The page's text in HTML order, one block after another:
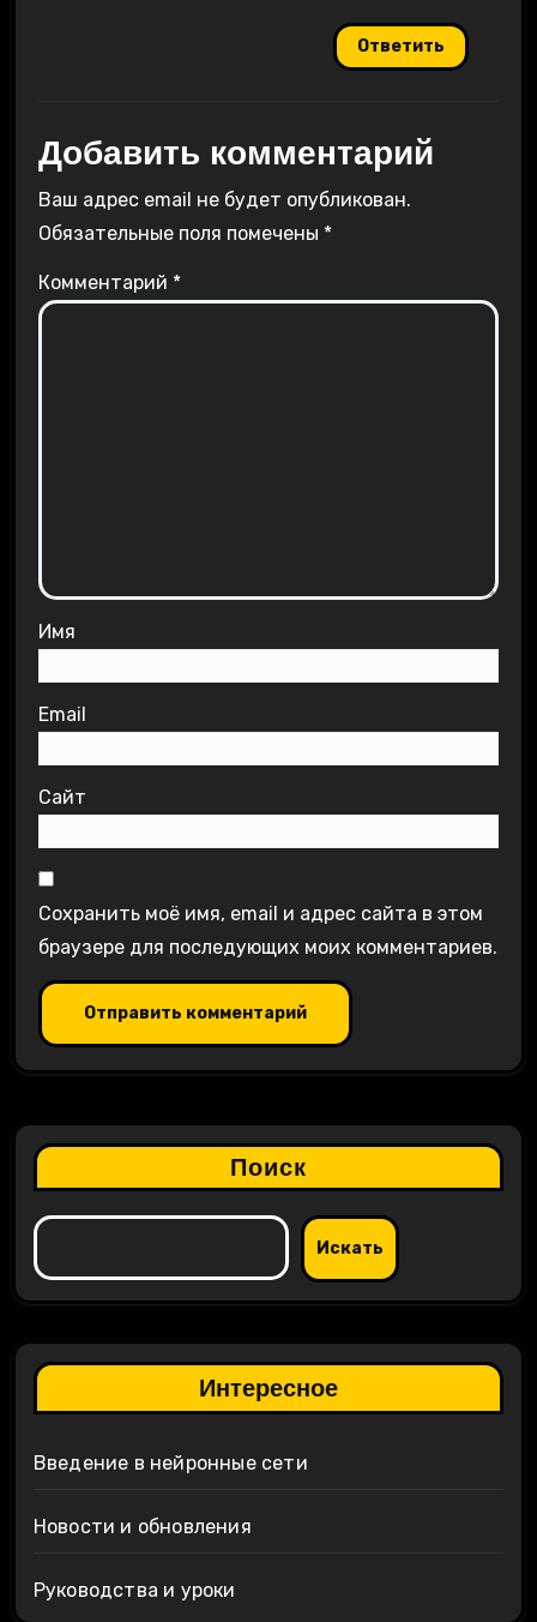
Ответить
Добавить комментарий
Ваш адрес email не будет опубликован.
Обязательные поля помечены *
Комментарий *
Имя
Email
Сайт
Сохранить моё имя, email и адрес сайта в этом
браузере для последующих моих комментариев.
Поиск
Искать
Интересное
Введение в нейронные сети
Новости и обновления
Руководства и уроки